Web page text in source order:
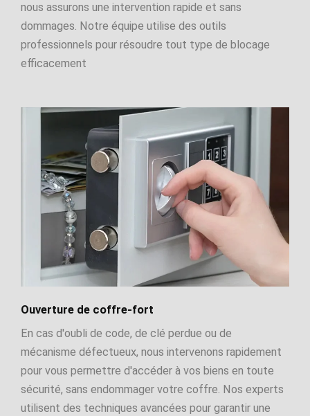
nous assurons une intervention rapide et sans
dommages. Notre équipe utilise des outils
professionnels pour résoudre tout type de blocage
efficacement
Ouverture de coffre-fort
En cas d'oubli de code, de clé perdue ou de
mécanisme défectueux, nous intervenons rapidement
pour vous permettre d'accéder à vos biens en toute
sécurité, sans endommager votre coffre. Nos experts
utilisent des techniques avancées pour garantir une